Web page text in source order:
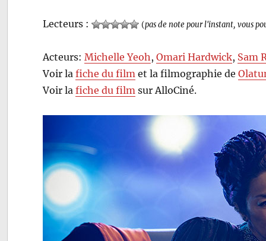
Lecteurs : (pas de note pour l'instant, vous
Acteurs:Michelle Yeoh ,Omari Hardwick, Sam
Voir lafiche du film et la filmographie de
Voir lafiche du film sur AlloCiné.